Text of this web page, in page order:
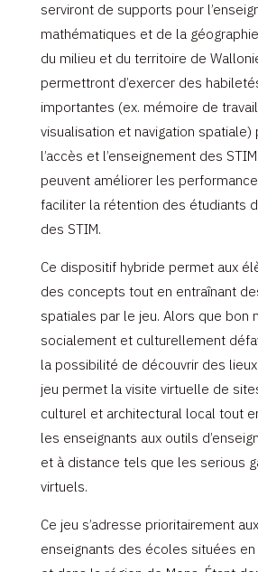
serviront de supports pour
mathématiques et de la
du milieu et du territoire de
permettront d’exercer des
importantes (ex. mémoire de
visualisation et navigation spatiale)
l’accès et l’enseignement des
peuvent améliorer les
faciliter la rétention des étudiants
des STIM.
Ce dispositif hybride permet aux
des concepts tout en entraînant
spatiales par le jeu. Alors que bon
socialement et culturellement
la possibilité de découvrir des
jeu permet la visite virtuelle de
culturel et architectural local tout
les enseignants aux outils
et à distance tels que les serious
virtuels.
Ce jeu s’adresse prioritairement
enseignants des écoles situées